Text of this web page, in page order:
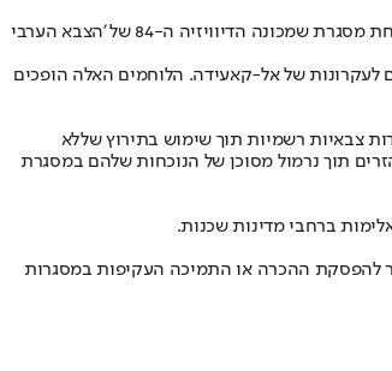
לפי הודעת "הברית הסורית המערבית", ארגון שמאגד עלאווים בצפון אמריקה, "כוח צבאי בעל אידיאולוגיה ג'יהאדיסטית מושרשת מתגבש בשקט בתוך אזור החוף הסורי תחת מסגרת שמכונה הדיוויזיה ה-84 של 'הצבא הערבי
לעקרונות של אל-קאעידה. הלוחמים האלה הופכים
צבאיות רשמיות תוך שימוש בתירוץ שללא
תוך נרמול מסוכן של הנוכחות שלהם במסגרת
ברחבי מדינות שכנות.
להפסקת ההכרה או התמיכה העקיפות במסגרות